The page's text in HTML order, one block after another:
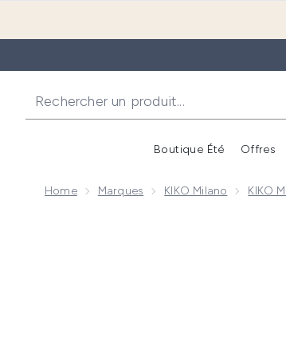
Boutique Été Offres
Home Marques KIKO Milano KIKO